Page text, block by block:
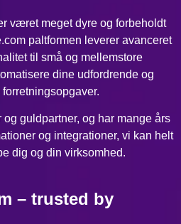
været meget dyre og forbeholdt
paltformen leverer avanceret
til små og mellemstore
dine udfordrende og
guldpartner, og har mange års
og integrationer, vi kan helt
dig og din virksomhed.
– trusted by